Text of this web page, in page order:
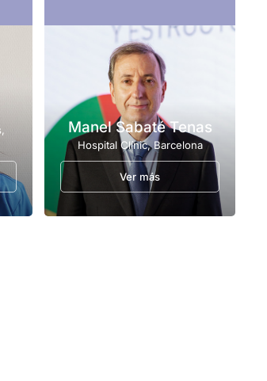
Manel Sabaté Tenas
Hospital Clínic, Barcelona
Ver más